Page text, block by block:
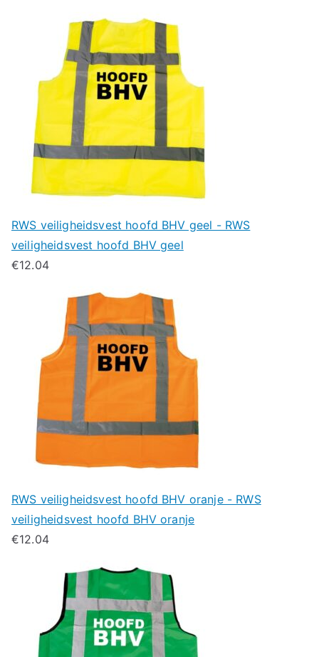
RWS veiligheidsvest hoofd BHV geel - RWS
veiligheidsvest hoofd BHV geel
€12.04
RWS veiligheidsvest hoofd BHV oranje - RWS
veiligheidsvest hoofd BHV oranje
€12.04